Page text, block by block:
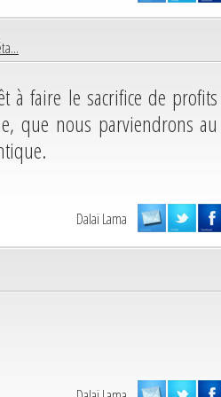
à faire le sacrifice de profits
que nous parviendrons au
Dalaï Lama